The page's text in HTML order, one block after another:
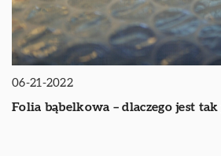
06-21-2022
Folia bąbelkowa – dlaczego jest